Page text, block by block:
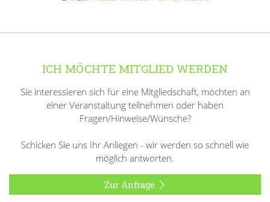
ICH MÖCHTE MITGLIED WERDEN
Sie interessieren sich für eine Mitgliedschaft, möchten an
einer Veranstaltung teilnehmen oder haben
Fragen/Hinweise/Wünsche?
Schicken Sie uns Ihr Anliegen - wir werden so schnell wie
möglich antworten.
Zur Anfrage